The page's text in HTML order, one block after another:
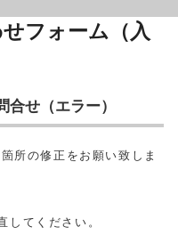
フォーム（入
合せ（エラー）
所の修正をお願い致しま
してください。